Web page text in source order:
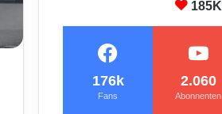
185K
176k
Fans
2.060
Abonnenten